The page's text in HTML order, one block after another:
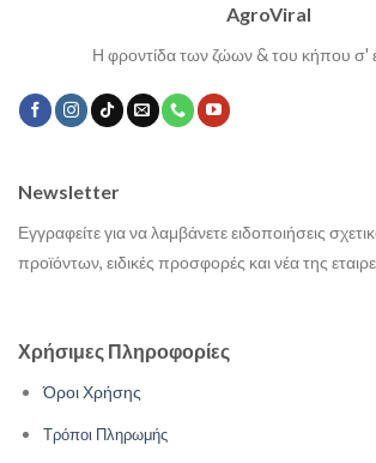
AgroViral
Η φροντίδα των ζώων & του κήπου σ'
Χρήσιμες Πληροφορίες
Όροι Χρήσης
Τρόποι Πληρωμής
Newsletter
Εγγραφείτε για να λαμβάνετε ειδοποιήσεις
προϊόντων, ειδικές προσφορές και νέα της